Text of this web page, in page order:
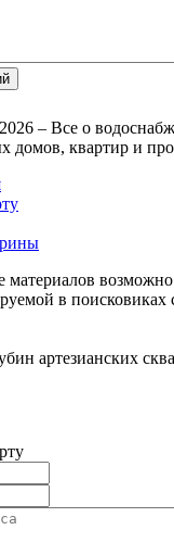
– Все о
домов, квартир и
возможно
в поисковиках
артезианских